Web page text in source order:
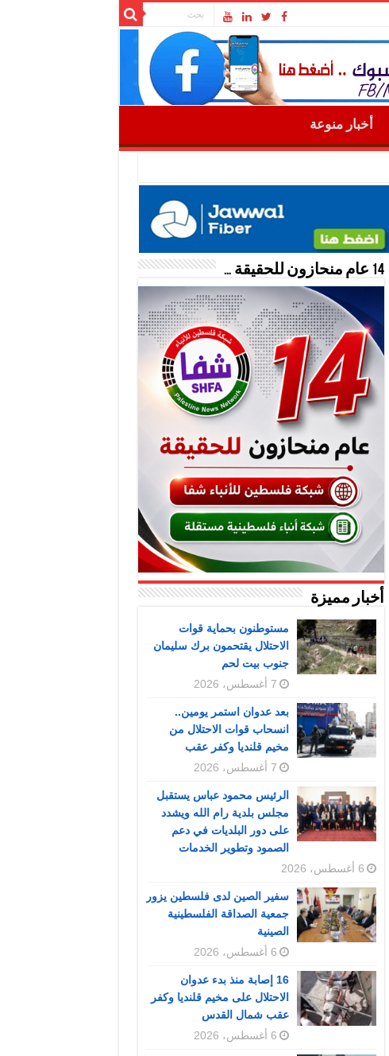
أخبار منوعة
14 عام منحازون للحقيقة …
أخبار مميزة
مستوطنون بحماية قوات
الاحتلال يقتحمون برك سليمان
جنوب بيت لحم
7 أغسطس، 2026
بعد عدوان استمر يومين..
انسحاب قوات الاحتلال من
مخيم قلنديا وكفر عقب
7 أغسطس، 2026
الرئيس محمود عباس يستقبل
مجلس بلدية رام الله ويشدد
على دور البلديات في دعم
الصمود وتطوير الخدمات
6 أغسطس، 2026
سفير الصين لدى فلسطين يزور
جمعية الصداقة الفلسطينية
الصينية
6 أغسطس، 2026
16 إصابة منذ بدء عدوان
الاحتلال على مخيم قلنديا وكفر
عقب شمال القدس
6 أغسطس، 2026